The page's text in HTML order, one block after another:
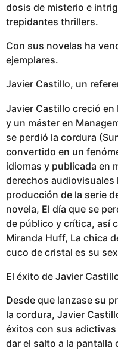
dosis de misterio e
trepidantes thrillers.
Con sus novelas ha
ejemplares.
Javier Castillo, un
Javier Castillo creció en
y un máster en
se perdió la cordura
convertido en un
idiomas y publicada en
derechos audiovisuales
producción de la serie
novela, El día que se
de público y crítica, así
Miranda Huff, La chica
cuco de cristal es su
El éxito de Javier
Desde que lanzase su
la cordura, Javier
éxitos con sus
dar el salto a la pantalla